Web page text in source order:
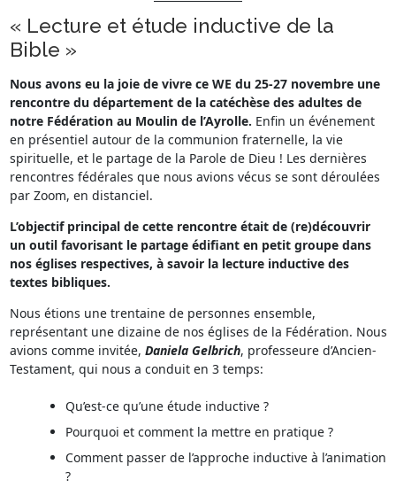
« Lecture et étude inductive de la
Bible »
Nous avons eu la joie de vivre ce WE du 25-27 novembre une
rencontre du département de la catéchèse des adultes de
notre Fédération au Moulin de l’Ayrolle. Enfin un événement
en présentiel autour de la communion fraternelle, la vie
spirituelle, et le partage de la Parole de Dieu ! Les dernières
rencontres fédérales que nous avions vécus se sont déroulées
par Zoom, en distanciel.
L’objectif principal de cette rencontre était de (re)découvrir
un outil favorisant le partage édifiant en petit groupe dans
nos églises respectives, à savoir la lecture inductive des
textes bibliques.
Nous étions une trentaine de personnes ensemble,
représentant une dizaine de nos églises de la Fédération. Nous
avions comme invitée, Daniela Gelbrich, professeure d’Ancien-
Testament, qui nous a conduit en 3 temps:
Qu’est-ce qu’une étude inductive ?
Pourquoi et comment la mettre en pratique ?
Comment passer de l’approche inductive à l’animation
?